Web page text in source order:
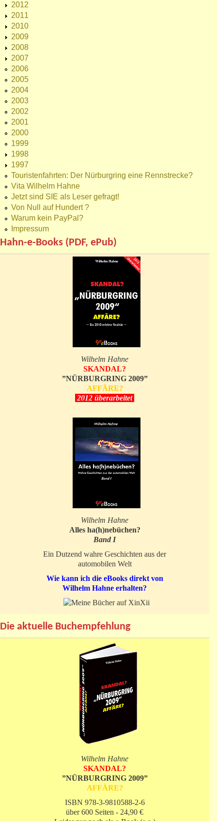
2012
2011
2010
2009
2008
2007
2006
2005
2004
2003
2002
2001
2000
1999
1998
1997
Touristenfahrten: Der Nürburgring eine Rennstrecke?
Vita Wilhelm Hahne
Jetzt sind SIE als Leser gefragt!
Von Null auf Hundert ?
Warum kein PayPal?
Impressum
Hahn-e-Books (PDF, ePub)
Wilhelm Hahne
SKANDAL?
”NÜRBURGRING 2009”
AFFÄRE?
2012 überarbeitet
Wilhelm Hahne
Alles ha(h)nebüchen?
Band I
Ein Dutzend wahre Geschichten aus der
automobilen Welt
Wie kann ich die eBooks direkt von
Wilhelm Hahne erhalten?
Die aktuelle Buchempfehlung
Wilhelm Hahne
SKANDAL?
”NÜRBURGRING 2009”
AFFÄRE?
ISBN 978-3-9810588-2-6
über 600 Seiten - 24,90 €